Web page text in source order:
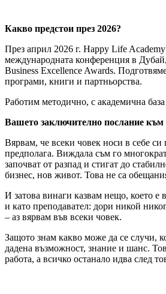
Какво предстои през 2026?
През април 2026 г. Happy Life
международната конференция в
Business Excellence Awards.
програми, книги и партньорства.
Работим методично, с академична
Вашето заключително послание към
Вярвам, че всеки човек носи в себе си
предполага. Виждала съм го
започват от разпад и стигат до
бизнес, нов живот. Това не са
И затова винаги казвам нещо, което е
и като преподавател: дори никой
– аз вярвам във всеки човек.
Защото знам какво може да се случи,
дадена възможност, знание и шанс.
работа, а всичко останало идва след